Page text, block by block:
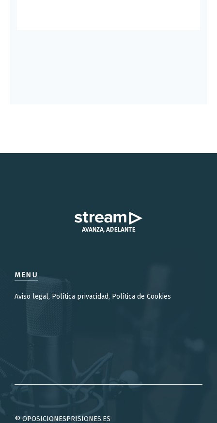
AVANZA, ADELANTE
MENU
Aviso legal, Política privacidad, Política de Cookies
© OPOSICIONESPRISIONES.ES